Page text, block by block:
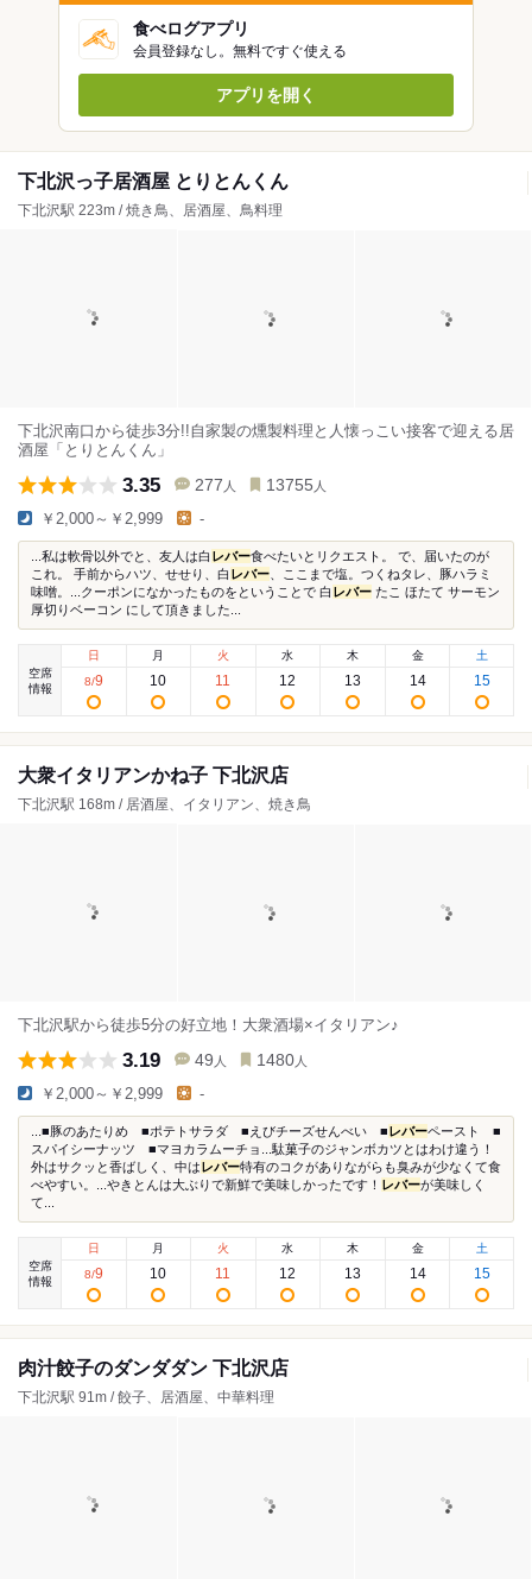
食べログアプリ
会員登録なし。無料ですぐ使える
アプリを開く
下北沢っ子居酒屋 とりとんくん
下北沢駅 223m / 焼き鳥、居酒屋、鳥料理
下北沢南口から徒歩3分!!自家製の燻製料理と人懐っこい接客で迎える居
酒屋「とりとんくん」
3.35 277 人 13755 人
￥2,000～￥2,999 -
...私は軟骨以外でと、友人は白 レバー食べたいとリクエスト。 で、届いたのが
これ。 手前からハツ、せせり、白 レバー 、ここまで塩。つくねタレ、豚ハラミ
味噌。...クーポンになかったものをということで 白 レバー たこ ほたて サーモン
厚切りベーコン にして頂きました...
空席
情報
日
8/9
月
10
火
11
水
12
木
13
金
14
土
15
大衆イタリアンかね子 下北沢店
下北沢駅 168m / 居酒屋、イタリアン、焼き鳥
下北沢駅から徒歩5分の好立地！大衆酒場×イタリアン♪
3.19 49 人 1480 人
￥2,000～￥2,999 -
...■豚のあたりめ ■ポテトサラダ ■えびチーズせんべい ■ レバーペースト ■
スパイシーナッツ ■マヨカラムーチョ...駄菓子のジャンボカツとはわけ違う！
外はサクッと香ばしく、中は レバー特有のコクがありながらも臭みが少なくて食
べやすい。...やきとんは大ぶりで新鮮で美味しかったです！
レバーが美味しく
て...
空席
情報
日
8/9
月
10
火
11
水
12
木
13
金
14
土
15
肉汁餃子のダンダダン 下北沢店
下北沢駅 91m / 餃子、居酒屋、中華料理